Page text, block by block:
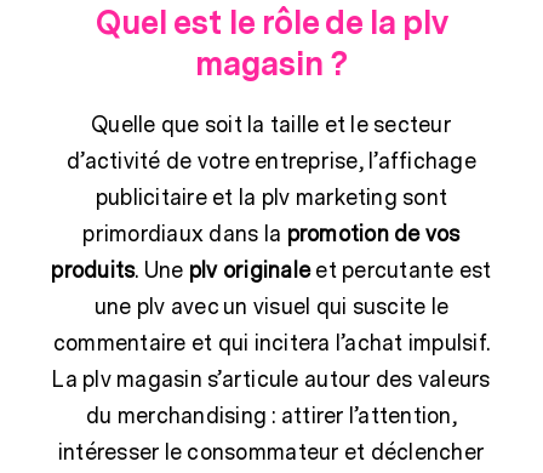
Quel est le rôle de la plv
magasin ?
Quelle que soit la taille et le secteur
d’activité de votre entreprise, l’affichage
publicitaire et la plv marketing sont
primordiaux dans la promotion de vos
produits. Une plv originaleet percutante est
une plv avec un visuel qui suscite le
commentaire et qui incitera l’achat impulsif.
La plv magasin s’articule autour des valeurs
du merchandising : attirer l’attention,
intéresser le consommateur et déclencher